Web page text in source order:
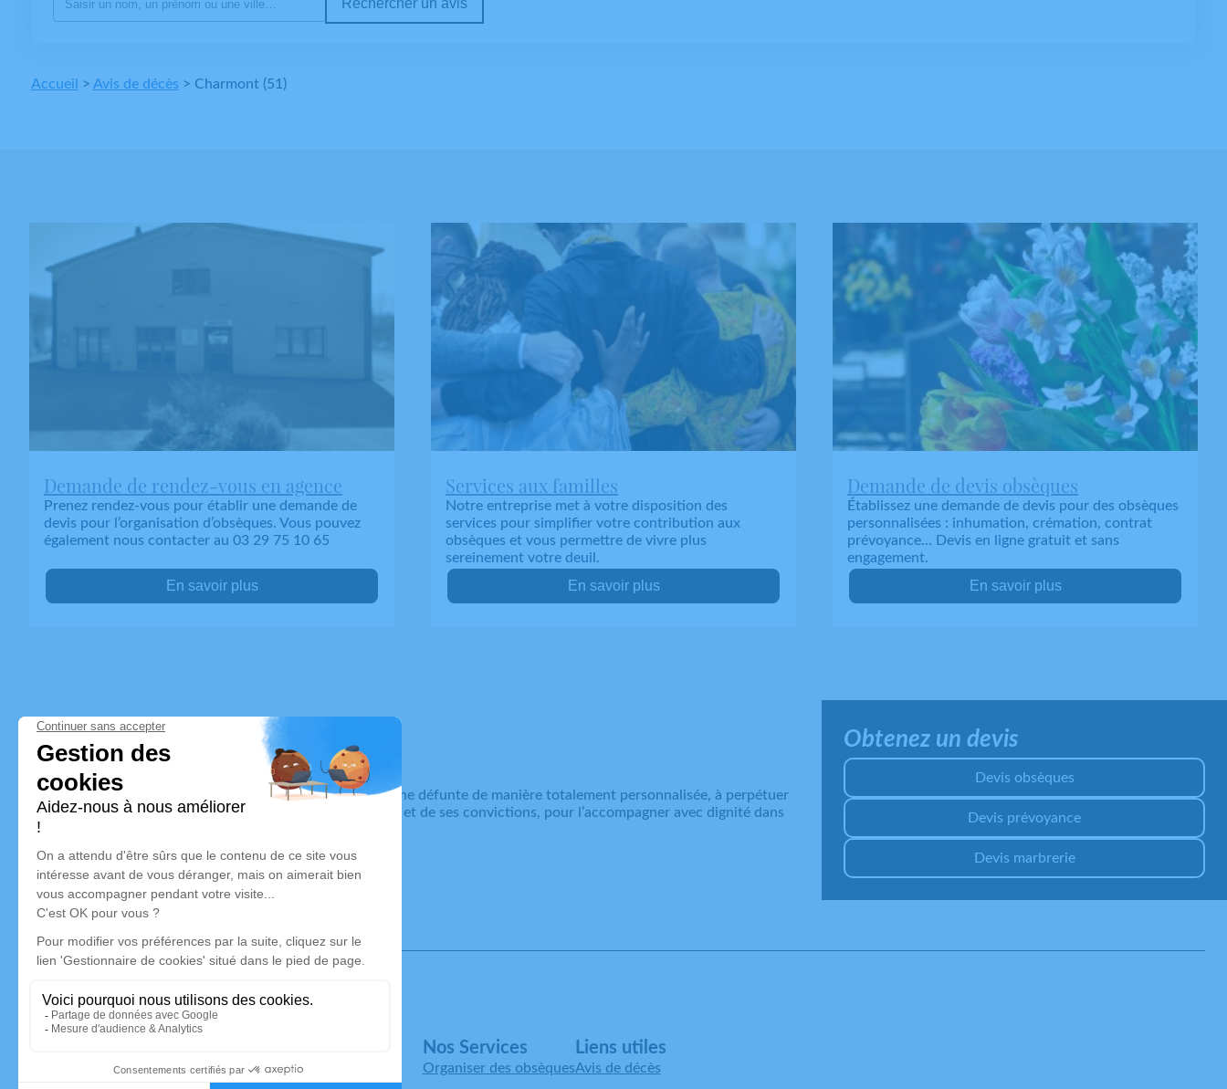
Rechercher un avis
Accueil > Avis de décès > Charmont (51)
Demande de rendez-vous en agence
Prenez rendez-vous pour établir une demande de
devis pour l’organisation d’obsèques. Vous pouvez
également nous contacter au 03 29 75 10 65
En savoir plus
Services aux familles
Notre entreprise met à votre disposition des
services pour simplifier votre contribution aux
obsèques et vous permettre de vivre plus
sereinement votre deuil.
En savoir plus
Demande de devis obsèques
Établissez une demande de devis pour des obsèques
personnalisées : inhumation, crémation, contrat
prévoyance… Devis en ligne gratuit et sans
engagement.
En savoir plus
Pompes Funèbres LION
Nos équipes vous aident à honorer la mémoire de la personne défunte de manière totalement personnalisée, à perpétuer
son souvenir dans le respect de ses volontés, de ses valeurs et de ses convictions, pour l’accompagner avec dignité dans
son dernier voyage.
Obtenez un devis
Devis obsèques
Devis prévoyance
Devis marbrerie
Notre agence
03 67 72 51 30
34 rue de la Tresse - 55800 - Revigny-sur-Ornain
5/5 - 27 avis
Nos Services
Organiser des obsèques
Liens utiles
Avis de décès